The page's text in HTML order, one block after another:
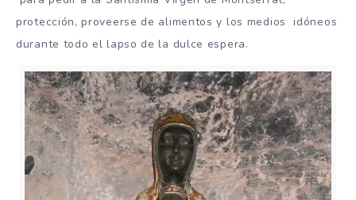
protección, proveerse de alimentos y los medios idóneos
durante todo el lapso de la dulce espera.